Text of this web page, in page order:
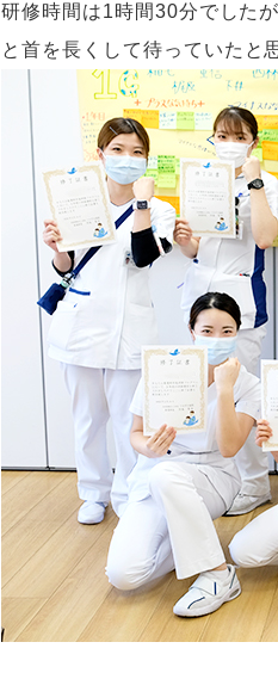
研修時間は1時間30分でした
と首を長くして待っていたと